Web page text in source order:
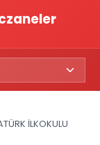
İLKOKULU